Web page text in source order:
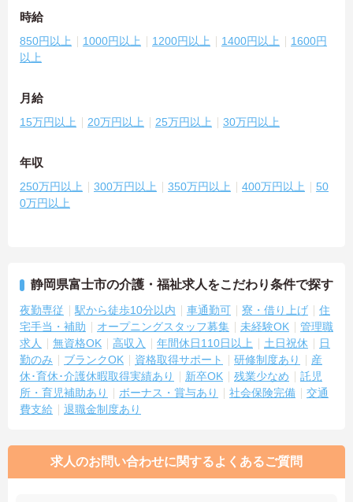
時給
850円以上 1000円以上 1200円以上 1400円以上
1600円
以上
月給
15万円以上 20万円以上 25万円以上 30万円以上
年収
250万円以上 300万円以上 350万円以上 400万円以上
50
0万円以上
静岡県富士市の介護・福祉求人をこだわり条件で探す
夜勤専従 駅から徒歩10分以内 車通勤可 寮・借り上げ
住
宅手当・補助
オープニングスタッフ募集 未経験OK
管理職
求人
無資格OK 高収入 年間休日110日以上 土日祝休
日
勤のみ
ブランクOK 資格取得サポート 研修制度あり
産
休･育休･介護休暇取得実績あり
新卒OK 残業少なめ
託児
所・育児補助あり
ボーナス・賞与あり 社会保険完備
交通
費支給
退職金制度あり
求人のお問い合わせに関するよくあるご質問